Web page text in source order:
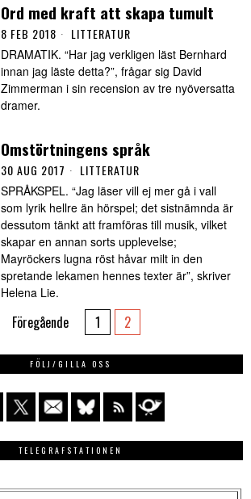
Ord med kraft att skapa tumult
8 FEB 2018 LITTERATUR
DRAMATIK. “Har jag verkligen läst Bernhard
innan jag läste detta?”, frågar sig David
Zimmerman i sin recension av tre nyöversatta
dramer.
Omstörtningens språk
30 AUG 2017 LITTERATUR
SPRÅKSPEL. “Jag läser vill ej mer gå i vall
som lyrik hellre än hörspel; det sistnämnda är
dessutom tänkt att framföras till musik, vilket
skapar en annan sorts upplevelse;
Mayröckers lugna röst håvar milt in den
spretande lekamen hennes texter är”, skriver
Helena Lie.
Föregående 1 2
FÖLJ/GILLA OSS
TELEGRAFSTATIONEN